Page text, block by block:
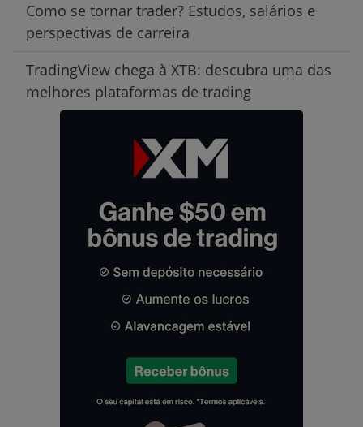
Como se tornar trader? Estudos, salários e
perspectivas de carreira
TradingView chega à XTB: descubra uma das
melhores plataformas de trading